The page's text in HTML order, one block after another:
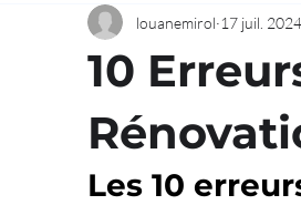
10
louanemirol 17 juil. 2024
Les 10